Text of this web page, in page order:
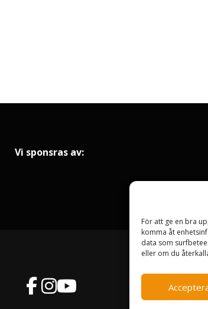
För att ge en bra
komma åt
data som
eller om du
Vi sponsras av: